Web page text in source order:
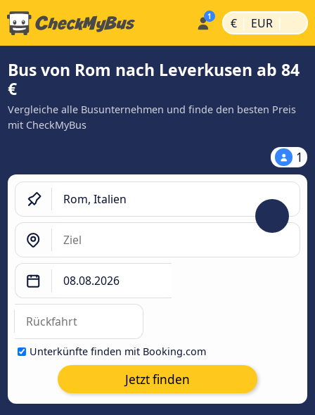
€ | EUR |
Bus von Rom nach Leverkusen ab 84
€
Vergleiche alle Busunternehmen und finde den besten Preis
mit CheckMyBus
1
Unterkünfte finden mit Booking.com
Jetzt finden